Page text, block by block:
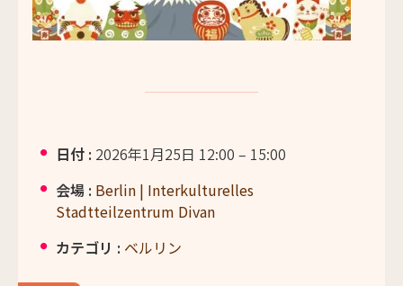
日付 : 2026年1月25日 12:00 – 15:00
会場 : Berlin | Interkulturelles
Stadtteilzentrum Divan
カテゴリ : ベルリン